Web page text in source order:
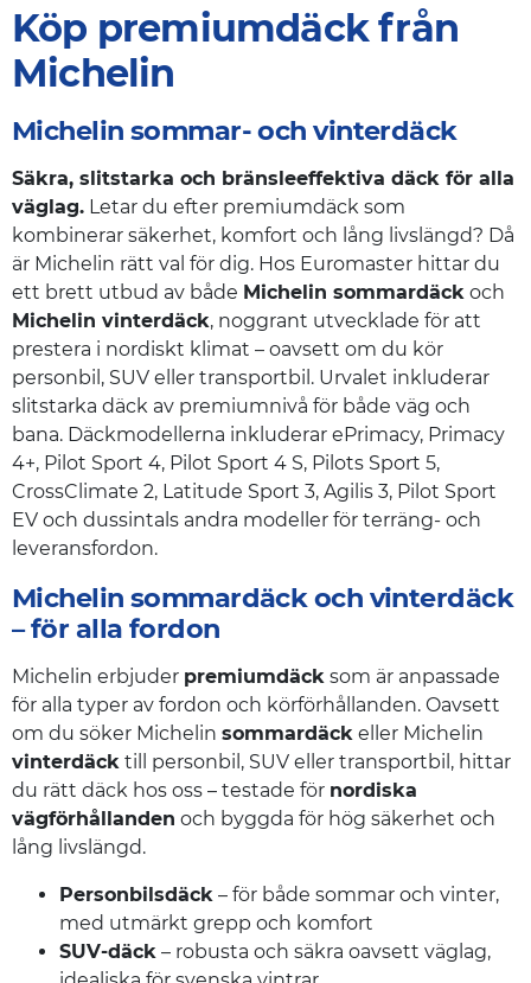
Köp premiumdäck från
Michelin
Michelin sommar- och vinterdäck
Säkra, slitstarka och bränsleeffektiva däck för alla
väglag. Letar du efter premiumdäck som
kombinerar säkerhet, komfort och lång livslängd? Då
är Michelin rätt val för dig. Hos Euromaster hittar du
ett brett utbud av både Michelin sommardäck och
Michelin vinterdäck, noggrant utvecklade för att
prestera i nordiskt klimat – oavsett om du kör
personbil, SUV eller transportbil. Urvalet inkluderar
slitstarka däck av premiumnivå för både väg och
bana. Däckmodellerna inkluderar ePrimacy, Primacy
4+, Pilot Sport 4, Pilot Sport 4 S, Pilots Sport 5,
CrossClimate 2, Latitude Sport 3, Agilis 3, Pilot Sport
EV och dussintals andra modeller för terräng- och
leveransfordon.
Michelin sommardäck och vinterdäck
– för alla fordon
Michelin erbjuder premiumdäck som är anpassade
för alla typer av fordon och körförhållanden. Oavsett
om du söker Michelin sommardäck eller Michelin
vinterdäck till personbil, SUV eller transportbil, hittar
du rätt däck hos oss – testade för nordiska
vägförhållanden och byggda för hög säkerhet och
lång livslängd.
Personbilsdäck – för både sommar och vinter,
med utmärkt grepp och komfort
SUV-däck – robusta och säkra oavsett väglag,